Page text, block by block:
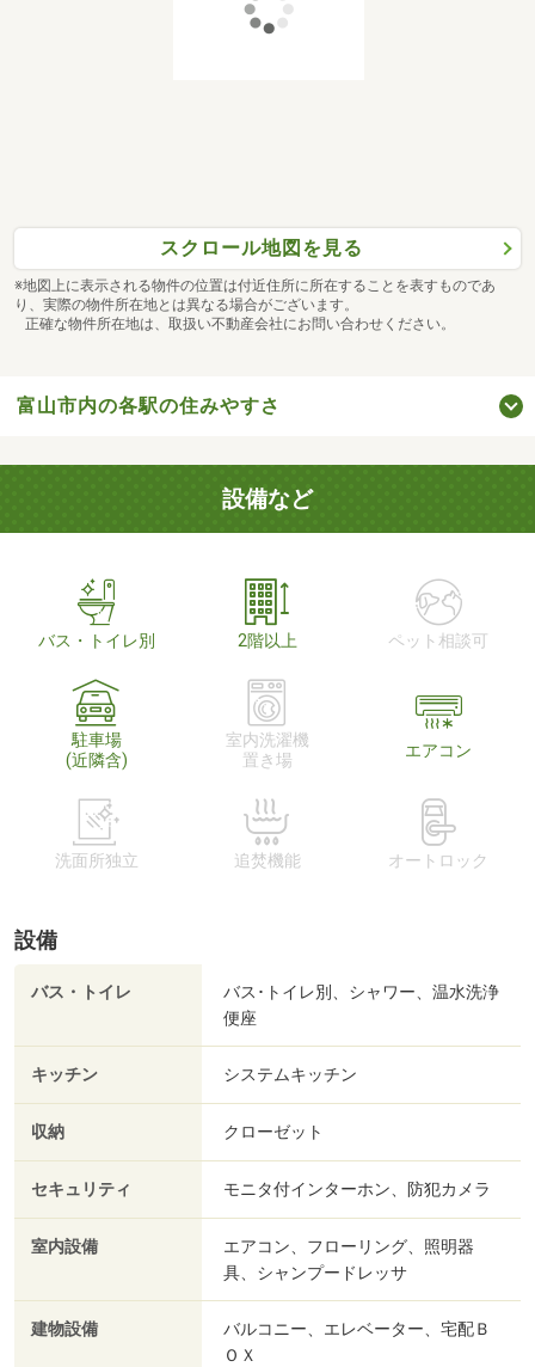
スクロール地図を見る
※地図上に表示される物件の位置は付近住所に所在することを表すものであ
り、実際の物件所在地とは異なる場合がございます。
正確な物件所在地は、取扱い不動産会社にお問い合わせください。
富山市内の各駅の住みやすさ
設備など
バス・トイレ別 2階以上 ペット相談可
駐車場
(近隣含)
室内洗濯機
置き場
エアコン
洗面所独立 追焚機能 オートロック
設備
バス・トイレ
バス･トイレ別、シャワー、温水洗浄
便座
キッチン システムキッチン
収納 クローゼット
セキュリティ モニタ付インターホン、防犯カメラ
室内設備
エアコン、フローリング、照明器
具、シャンプードレッサ
建物設備
バルコニー、エレベーター、宅配Ｂ
ＯＸ